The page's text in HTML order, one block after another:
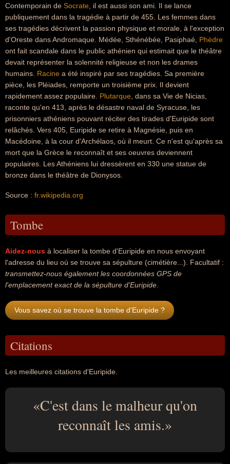
Contemporain de Socrate , il est aussi son ami. Il se lance
publiquement dans la tragédie à partir de 455. Les femmes dans
ses tragédies décrivent la passion physique et morale, à l'exception
d'Oreste dans Andromaque. Médée, Sthénébée, Pasiphaé, Phèdre
ont fait scandale dans le public athénien qui estimait que le théâtre
devait représenter la solennité religieuse et non les drames
humains. Racine a été inspiré par ses tragédies. Sa première
pièce, les Pléiades, remporte un troisième prix. Il devient
rapidement assez populaire. Plutarque , dans sa Vie de Nicias,
raconte qu'en 413, après le désastre naval de Syracuse, les
prisonniers athéniens pouvant réciter des tirades d'Euripide sont
relâchés. Vers 405, Euripide se retire à Magnésie, puis en
Macédoine, à la cour d'Archélaos, où il meurt. Ce n'est qu'après sa
mort que la Grèce le reconnaît et ses oeuvres deviennent
populaires. Les Athéniens lui dressèrent en 330 une statue de
bronze dans le théâtre de Dionysos.
Source : fr.wikipedia.org
Tombe
Aidez-nous à localiser la tombe d'Euripide en nous envoyant
l'adresse du lieu où se trouve sa sépulture (cimétière...). Facultatif :
transmettez-nous également les coordonnées GPS de
l'emplacement exact de la sépulture d'Euripide
Vous savez où se trouve la tombe d'Euripide ?
Citations
Les meilleures citations d'Euripide.
C'est dans le malheur qu'on
reconnaît les amis.